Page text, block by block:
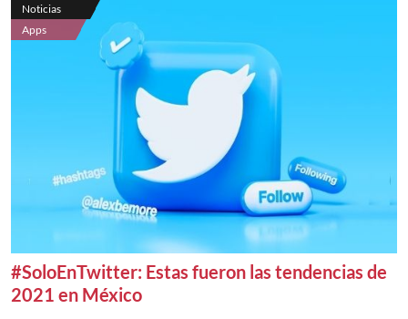
Noticias
Apps
#SoloEnTwitter: Estas fueron las tendencias de
2021 en México